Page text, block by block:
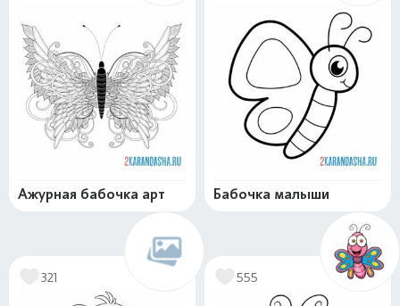
Ажурная бабочка арт Бабочка малыши
321 555